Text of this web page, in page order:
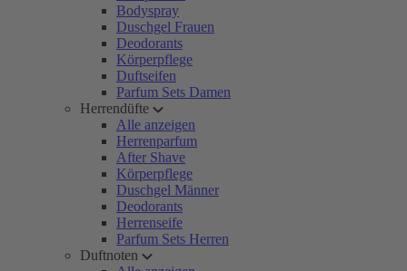
Bodyspray
Duschgel Frauen
Deodorants
Körperpflege
Duftseifen
Parfum Sets Damen
Herrendüfte
Alle anzeigen
Herrenparfum
After Shave
Körperpflege
Duschgel Männer
Deodorants
Herrenseife
Parfum Sets Herren
Duftnoten